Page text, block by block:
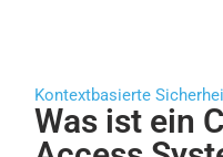
Kontextbasierte
Was ist ein